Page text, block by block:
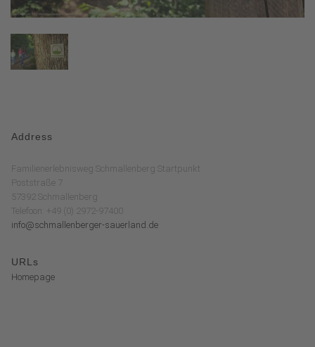
Address
Familienerlebnisweg Schmallenberg Startpunkt
Poststraße 7
57392 Schmallenberg
Telefoon: +49 (0) 2972-97400
info@schmallenberger-sauerland.de
URLs
Homepage